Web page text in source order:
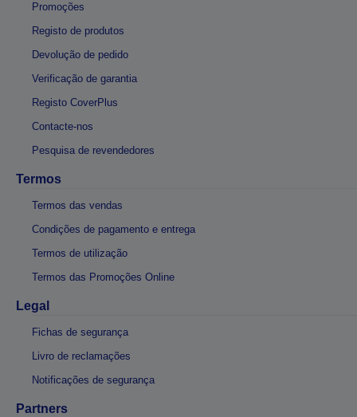
Promoções
Registo de produtos
Devolução de pedido
Verificação de garantia
Registo CoverPlus
Contacte-nos
Pesquisa de revendedores
Termos
Termos das vendas
Condições de pagamento e entrega
Termos de utilização
Termos das Promoções Online
Legal
Fichas de segurança
Livro de reclamações
Notificações de segurança
Partners